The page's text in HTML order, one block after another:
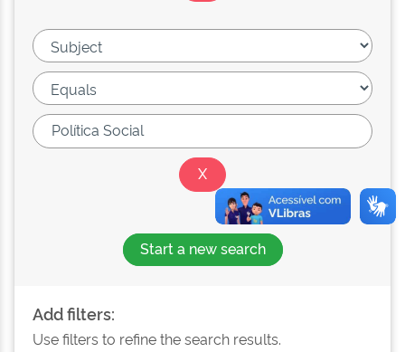
Start a new search
Add filters:
Use filters to refine the search results.